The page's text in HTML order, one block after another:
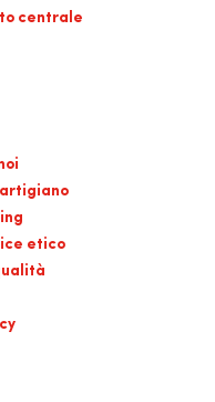
centrale
etico